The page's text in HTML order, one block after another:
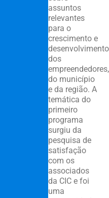
assuntos
relevantes
para o
crescimento e
desenvolvimento
dos
empreendedores,
do município
e da região. A
temática do
primeiro
programa
surgiu da
pesquisa de
satisfação
com os
associados
da CIC e foi
uma